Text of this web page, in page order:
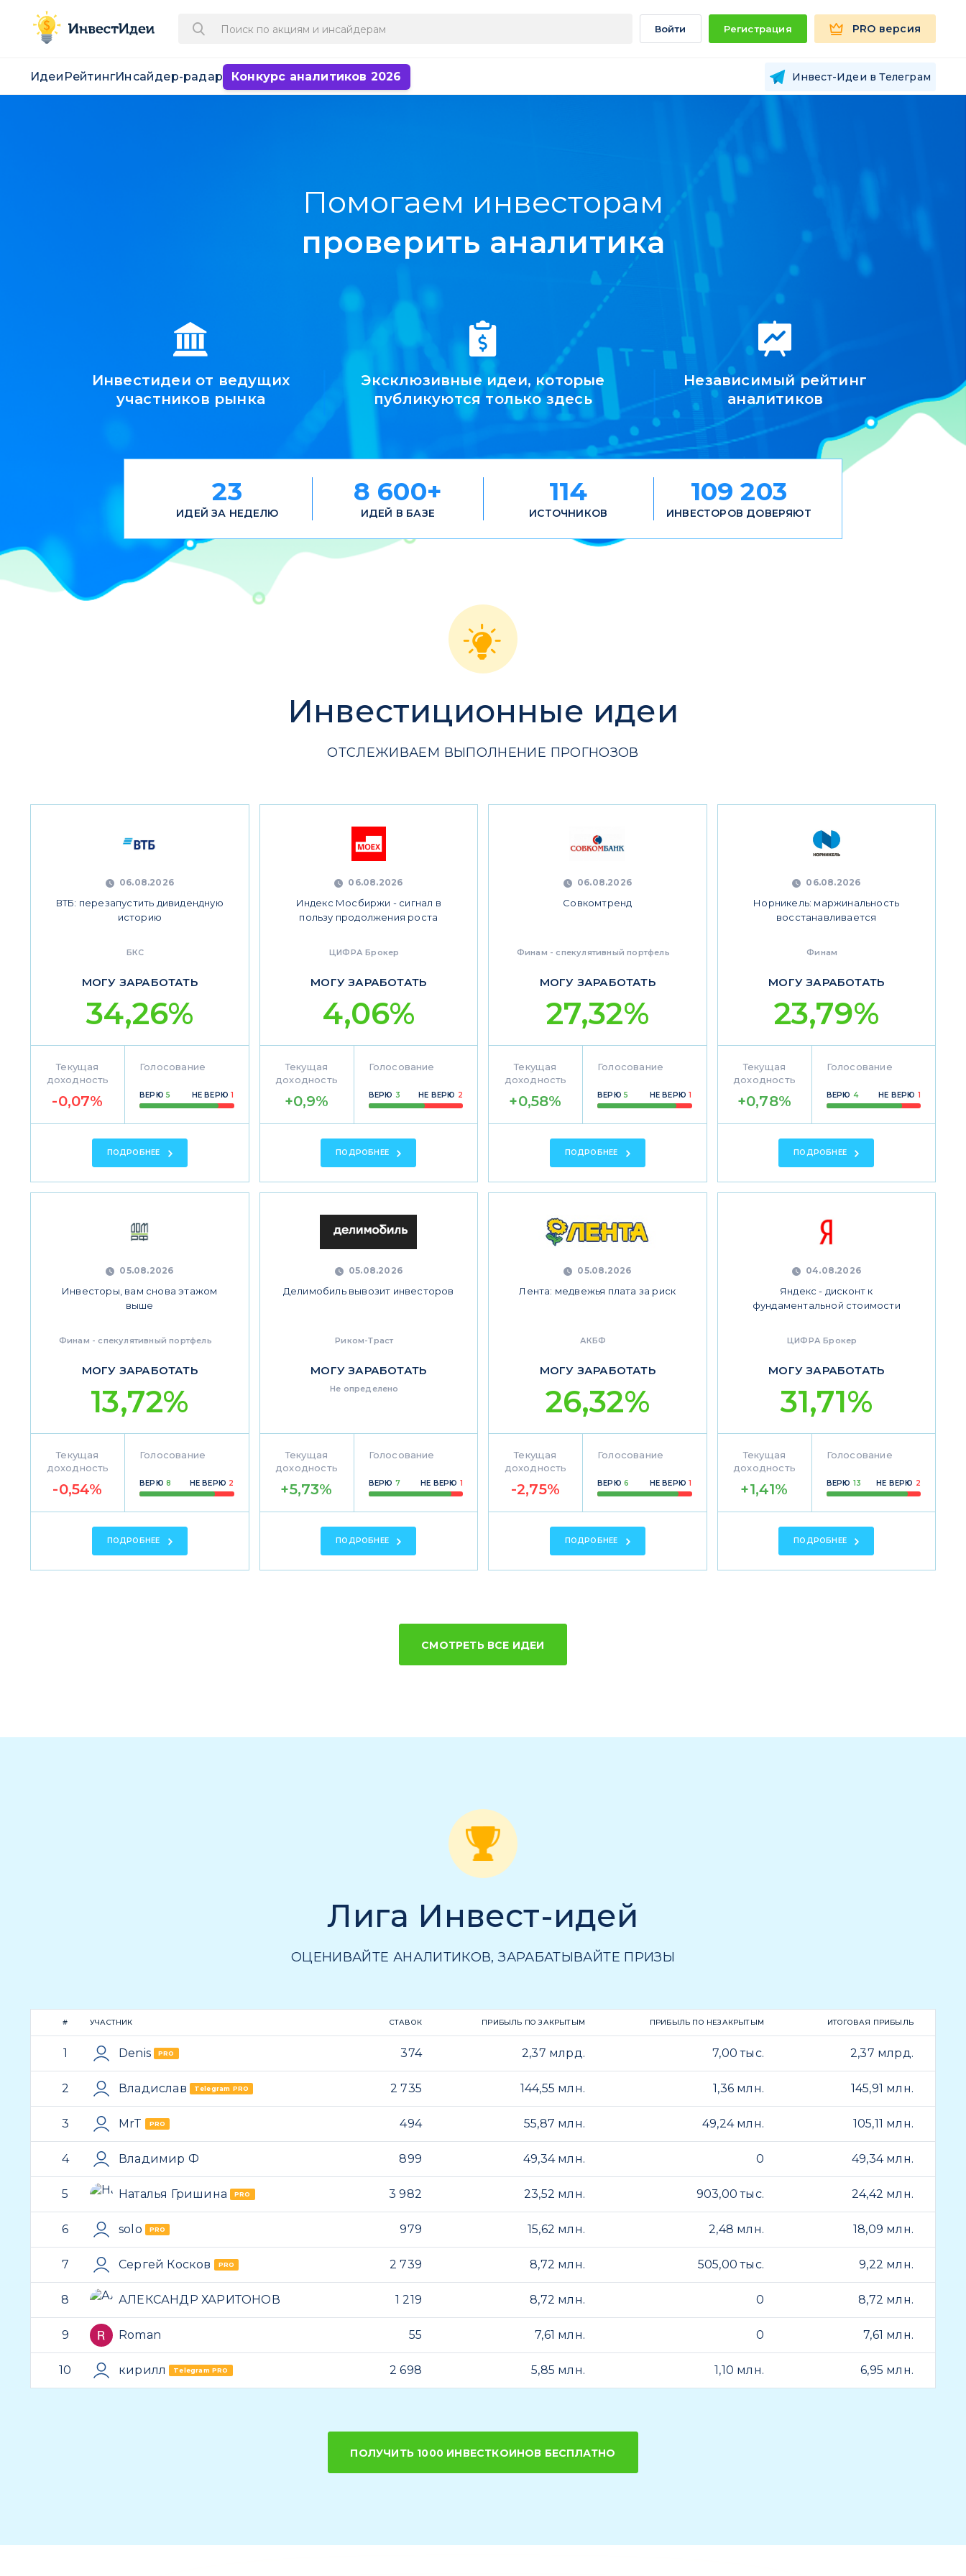
Войти Регистрация PRO версия
Идеи РейтингИнсайдер-радар Конкурс аналитиков 2026 Инвест-Идеи в Телеграм
Помогаем инвесторам
найти идеи
Инвестидеи от ведущих
участников рынка
Эксклюзивные идеи, которые
публикуются только здесь
Независимый рейтинг
аналитиков
23
ИДЕЙ ЗА НЕДЕЛЮ
8 600+
ИДЕЙ В БАЗЕ
114
ИСТОЧНИКОВ
109 203
ИНВЕСТОРОВ ДОВЕРЯЮТ
Инвестиционные идеи
ОТСЛЕЖИВАЕМ ВЫПОЛНЕНИЕ ПРОГНОЗОВ
06.08.2026
ВТБ: перезапустить дивидендную
историю
БКС
МОГУ ЗАРАБОТАТЬ
34,26%
Текущая
доходность
-0,07%
Голосование
ВЕРЮ 5 НЕ ВЕРЮ1
ПОДРОБНЕЕ
06.08.2026
Индекс Мосбиржи - сигнал в
пользу продолжения роста
ЦИФРА Брокер
МОГУ ЗАРАБОТАТЬ
4,06%
Текущая
доходность
+0,9%
Голосование
ВЕРЮ 3 НЕ ВЕРЮ 2
ПОДРОБНЕЕ
06.08.2026
Совкомтренд
Финам - спекулятивный портфель
МОГУ ЗАРАБОТАТЬ
27,32%
Текущая
доходность
+0,58%
Голосование
ВЕРЮ 5 НЕ ВЕРЮ1
ПОДРОБНЕЕ
06.08.2026
Норникель: маржинальность
восстанавливается
Финам
МОГУ ЗАРАБОТАТЬ
23,79%
Текущая
доходность
+0,78%
Голосование
ВЕРЮ 4 НЕ ВЕРЮ 1
ПОДРОБНЕЕ
05.08.2026
Инвесторы, вам снова этажом
выше
Финам - спекулятивный портфель
МОГУ ЗАРАБОТАТЬ
13,72%
Текущая
доходность
-0,54%
Голосование
ВЕРЮ 8 НЕ ВЕРЮ 2
ПОДРОБНЕЕ
05.08.2026
Делимобиль вывозит инвесторов
Риком-Траст
МОГУ ЗАРАБОТАТЬ
Не определено
Текущая
доходность
+5,73%
Голосование
ВЕРЮ 7 НЕ ВЕРЮ 1
ПОДРОБНЕЕ
05.08.2026
Лента: медвежья плата за риск
АКБФ
МОГУ ЗАРАБОТАТЬ
26,32%
Текущая
доходность
-2,75%
Голосование
ВЕРЮ 6 НЕ ВЕРЮ1
ПОДРОБНЕЕ
04.08.2026
Яндекс - дисконт к
фундаментальной стоимости
ЦИФРА Брокер
МОГУ ЗАРАБОТАТЬ
31,71%
Текущая
доходность
+1,41%
Голосование
ВЕРЮ 13 НЕ ВЕРЮ 2
ПОДРОБНЕЕ
СМОТРЕТЬ ВСЕ ИДЕИ
Лига Инвест-идей
ОЦЕНИВАЙТЕ АНАЛИТИКОВ, ЗАРАБАТЫВАЙТЕ ПРИЗЫ
# УЧАСТНИК СТАВОК ПРИБЫЛЬ ПО ЗАКРЫТЫМ ПРИБЫЛЬ ПО НЕЗАКРЫТЫМ ИТОГОВАЯ ПРИБЫЛЬ
1 Denis PRO 374 2,37 млрд. 7,00 тыс. 2,37 млрд.
2 Владислав Telegram PRO 2 735 144,55 млн. 1,36 млн. 145,91 млн.
3 MrT PRO 494 55,87 млн. 49,24 млн. 105,11 млн.
4 Владимир Ф 899 49,34 млн. 0 49,34 млн.
5 Наталья Гришина PRO 3 982 23,52 млн. 903,00 тыс. 24,42 млн.
6 solo PRO 979 15,62 млн. 2,48 млн. 18,09 млн.
7 Сергей Косков PRO 2 739 8,72 млн. 505,00 тыс. 9,22 млн.
8 АЛЕКСАНДР ХАРИТОНОВ 1 219 8,72 млн. 0 8,72 млн.
9 Roman 55 7,61 млн. 0 7,61 млн.
10 кирилл Telegram PRO 2 698 5,85 млн. 1,10 млн. 6,95 млн.
ПОЛУЧИТЬ 1000 ИНВЕСТКОИНОВ БЕСПЛАТНО